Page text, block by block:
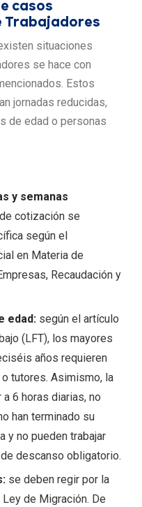
casos
Trabajadores
situaciones
se hace con
Estos
jornadas reducidas,
de edad o personas
y semanas
cotización se
según el
en Materia de
Recaudación y
edad: según el artículo
(LFT), los mayores
años requieren
tutores. Asimismo, la
6 horas diarias, no
han terminado su
y no pueden trabajar
descanso obligatorio.
se deben regir por la
de Migración. De